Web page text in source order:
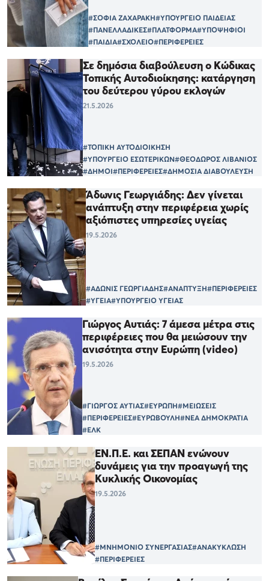
#ΣΟΦΙΑ ΖΑΧΑΡΑΚΗ#ΥΠΟΥΡΓΕΙΟ ΠΑΙΔΕΙΑΣ
#ΠΑΝΕΛΛΑΔΙΚΕΣ#ΠΛΑΤΦΟΡΜΑ#ΥΠΟΨΗΦΙΟΙ
#ΠΑΙΔΙΑ#ΣΧΟΛΕΙΟ#ΠΕΡΙΦΕΡΕΙΕΣ
Σε δημόσια διαβούλευση ο Κώδικας
Τοπικής Αυτοδιοίκησης: κατάργηση
του δεύτερου γύρου εκλογών
21.5.2026
#ΤΟΠΙΚΗ ΑΥΤΟΔΙΟΙΚΗΣΗ
#ΥΠΟΥΡΓΕΙΟ ΕΣΩΤΕΡΙΚΩΝ#ΘΕΟΔΩΡΟΣ ΛΙΒΑΝΙΟΣ
#ΔΗΜΟΙ#ΠΕΡΙΦΕΡΕΙΕΣ#ΔΗΜΟΣΙΑ ΔΙΑΒΟΥΛΕΥΣΗ
Άδωνις Γεωργιάδης: Δεν γίνεται
ανάπτυξη στην περιφέρεια χωρίς
αξιόπιστες υπηρεσίες υγείας
19.5.2026
#ΑΔΩΝΙΣ ΓΕΩΡΓΙΑΔΗΣ#ΑΝΑΠΤΥΞΗ#ΠΕΡΙΦΕΡΕΙΕΣ
#ΥΓΕΙΑ#ΥΠΟΥΡΓΕΙΟ ΥΓΕΙΑΣ
Γιώργος Αυτιάς: 7 άμεσα μέτρα στις
περιφέρειες που θα μειώσουν την
ανισότητα στην Ευρώπη (video)
19.5.2026
#ΓΙΩΡΓΟΣ ΑΥΤΙΑΣ#ΕΥΡΩΠΗ#ΜΕΙΩΣΕΙΣ
#ΠΕΡΙΦΕΡΕΙΕΣ#ΕΥΡΩΒΟΥΛΗ#ΝΕΑ ΔΗΜΟΚΡΑΤΙΑ
#ΕΛΚ
ΕΝ.Π.Ε. και ΣΕΠΑΝ ενώνουν
δυνάμεις για την προαγωγή της
Κυκλικής Οικονομίας
19.5.2026
#ΜΝΗΜΟΝΙΟ ΣΥΝΕΡΓΑΣΙΑΣ#ΑΝΑΚΥΚΛΩΣΗ
#ΠΕΡΙΦΕΡΕΙΕΣ